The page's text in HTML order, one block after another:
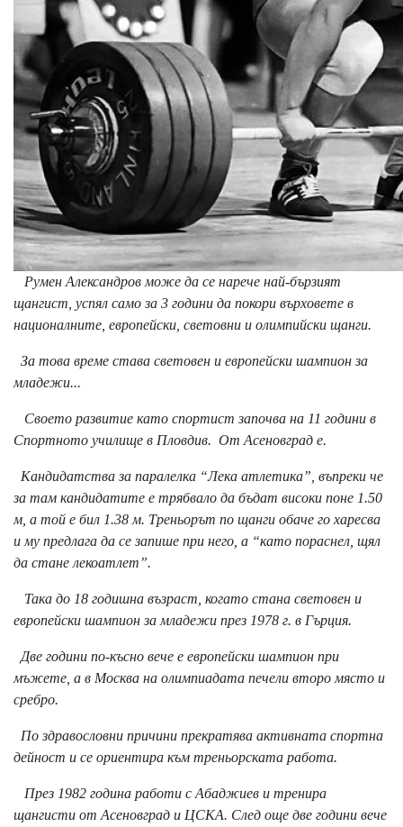
Румен Александров може да се нарече най-бързият
щангист, успял само за 3 години да покори върховете в
националните, европейски, световни и олимпийски щанги.
За това време става световен и европейски шампион за
младежи...
Своето развитие като спортист започва на 11 години в
Спортното училище в Пловдив. От Асеновград е.
Кандидатства за паралелка “Лека атлетика”, въпреки че
за там кандидатите е трябвало да бъдат високи поне 1.50
м, а той е бил 1.38 м. Треньорът по щанги обаче го харесва
и му предлага да се запише при него, а “като пораснел, щял
да стане лекоатлет”.
Така до 18 годишна възраст, когато стана световен и
европейски шампион за младежи през 1978 г. в Гърция.
Две години по-късно вече е европейски шампион при
мъжете, а в Москва на олимпиадата печели второ място и
сребро.
По здравословни причини прекратява активната спортна
дейност и се ориентира към треньорската работа.
През 1982 година работи с Абаджиев и тренира
щангисти от Асеновград и ЦСКА. След още две години вече